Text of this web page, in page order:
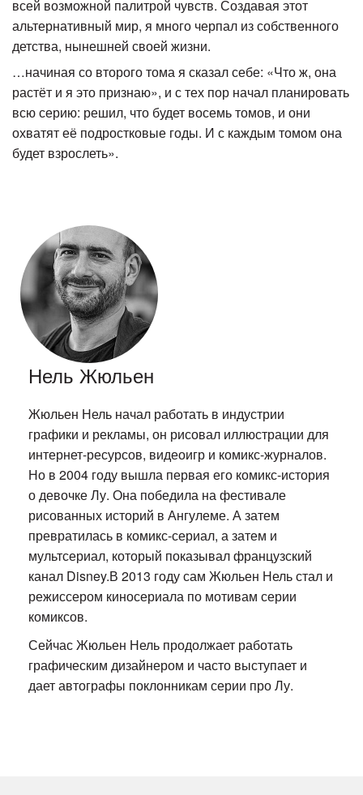
всей возможной палитрой чувств. Создавая этот
альтернативный мир, я много черпал из собственного
детства, нынешней своей жизни.
…начиная со второго тома я сказал себе: «Что ж, она
растёт и я это признаю», и с тех пор начал планировать
всю серию: решил, что будет восемь томов, и они
охватят её подростковые годы. И с каждым томом она
будет взрослеть».
Нель Жюльен
Жюльен Нель начал работать в индустрии
графики и рекламы, он рисовал иллюстрации для
интернет-ресурсов, видеоигр и комикс-журналов.
Но в 2004 году вышла первая его комикс-история
о девочке Лу. Она победила на фестивале
рисованных историй в Ангулеме. А затем
превратилась в комикс-сериал, а затем и
мультсериал, который показывал французский
канал Disney.В 2013 году сам Жюльен Нель стал и
режиссером киносериала по мотивам серии
комиксов.
Сейчас Жюльен Нель продолжает работать
графическим дизайнером и часто выступает и
дает автографы поклонникам серии про Лу.